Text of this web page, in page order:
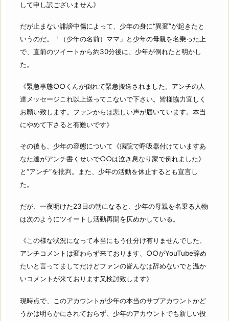
して申し訳ございません》
だが止まない誹謗中傷によって、少年の身に“異変”が起きたと
いうのだ。「（少年の名前）ママ」と少年の母親を名乗った上
で、直前のツイートから約30分後に、少年が倒れたと明かし
た。
《緊急事態○○くんが倒れて緊急搬送されました。アンチの人
達メッセージこれ以上送ってこないで下さい。皆様協力宜しく
お願い致します。ファンからは悲しい声が届いています。本当
にやめて下さると有難いです》
その後も、少年の容態について《病院で呼吸器付けていますあ
なた達がアンチ書くせいで○○は泣き息なり家で倒れました》
と“アンチ”を批判。また、少年の活動を休止するとも宣言し
た。
だが、一夜明けた23日の朝になると、少年の母親を名乗る人物
は次のようにツイートし活動再開を仄めかしている。
《この様な状況になって本当にもう仕分け有りませんでした、
アンチコメントは変わらず来ております、○○がYouTube辞め
たいと言ってましてだけどファンの皆んなは辞めないでと温か
いコメントが来ております又検討致します》
現時点で、このアカウントが少年の本当のサブアカウントかど
うかは明らかにされておらず、少年のアカウントでも新しい投